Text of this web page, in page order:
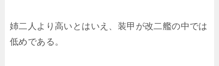
姉二人より高いとはいえ、装甲が改二艦の中では
低めである。